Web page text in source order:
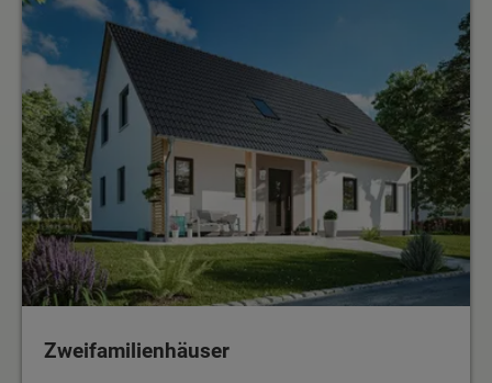
Zweifamilienhäuser